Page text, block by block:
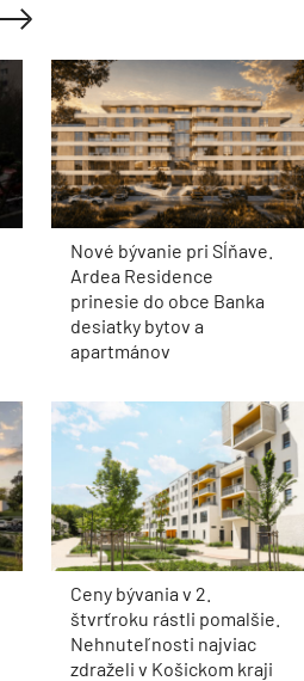
Nové bývanie pri Sĺňave.
Ardea Residence
prinesie do obce Banka
desiatky bytov a
apartmánov
Ceny bývania v 2.
štvrťroku rástli pomalšie.
Nehnuteľnosti najviac
zdraželi v Košickom kraji